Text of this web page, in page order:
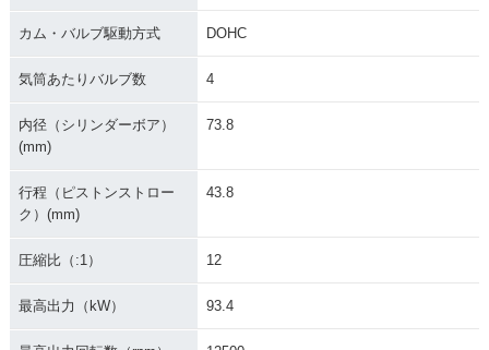
カム・バルブ駆動方式 DOHC
気筒あたりバルブ数 4
内径（シリンダーボア）
(mm)
73.8
行程（ピストンストロー
ク）(mm)
43.8
圧縮比（:1） 12
最高出力（kW） 93.4